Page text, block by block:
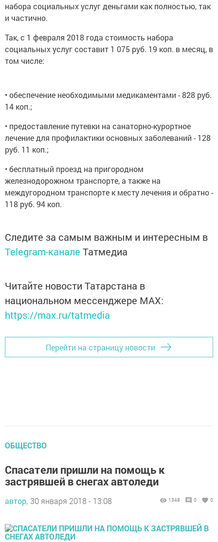
набора социальных услуг деньгами как полностью, так
и частично.
Так, с 1 февраля 2018 года стоимость набора
социальных услуг составит 1 075 руб. 19 коп. в месяц, в
том числе:
• обеспечение необходимыми медикаментами - 828 руб.
14 коп.;
• предоставление путевки на санаторно-курортное
лечение для профилактики основных заболеваний - 128
руб. 11 коп.;
• бесплатный проезд на пригородном
железнодорожном транспорте, а также на
междугородном транспорте к месту лечения и обратно -
118 руб. 94 коп.
Следите за самым важным и интересным в
Telegram-канале Татмедиа
Читайте новости Татарстана в
национальном мессенджере MАХ:
https://max.ru/tatmedia
Перейти на страницу новости
ОБЩЕСТВО
Спасатели пришли на помощь к
застрявшей в снегах автоледи
автор, 30 января 2018 - 13:08 1348 0 0